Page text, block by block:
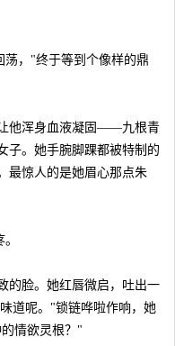
，"终于等到个像样的鼎
他浑身血液凝固——九根青
子。她手腕脚踝都被特制的
最惊人的是她眉心那点朱
脸。她红唇微启，吐出一
道呢。"锁链哗啦作响，她
情欲灵根？"